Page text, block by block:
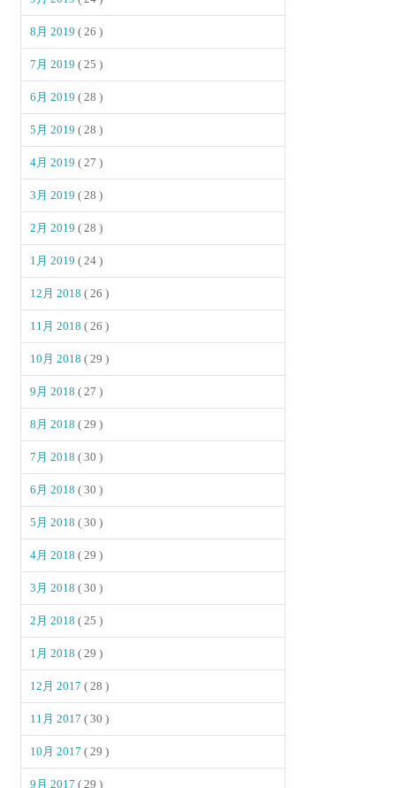
8月 2019( 26 )
7月 2019( 25 )
6月 2019( 28 )
5月 2019( 28 )
4月 2019( 27 )
3月 2019( 28 )
2月 2019( 28 )
1月 2019( 24 )
12月 2018( 26 )
11月 2018( 26 )
10月 2018( 29 )
9月 2018( 27 )
8月 2018( 29 )
7月 2018( 30 )
6月 2018( 30 )
5月 2018( 30 )
4月 2018( 29 )
3月 2018( 30 )
2月 2018( 25 )
1月 2018( 29 )
12月 2017( 28 )
11月 2017( 30 )
10月 2017( 29 )
9月 2017( 29 )